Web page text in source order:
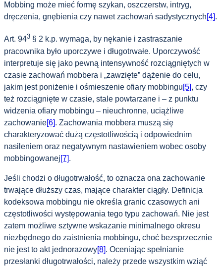
Mobbing może mieć formę szykan, oszczerstw, intryg,
dręczenia, gnębienia czy nawet zachowań sadystycznych[4].
Art. 943 § 2 k.p. wymaga, by nękanie i zastraszanie
pracownika było uporczywe i długotrwałe. Uporczywość
interpretuje się jako pewną intensywność rozciągniętych w
czasie zachowań mobbera i „zawzięte” dążenie do celu,
jakim jest poniżenie i ośmieszenie ofiary mobbingu[5], czy
też rozciągnięte w czasie, stale powtarzane i – z punktu
widzenia ofiary mobbingu – nieuchronne, uciążliwe
zachowanie[6]. Zachowania mobbera muszą się
charakteryzować dużą częstotliwością i odpowiednim
nasileniem oraz negatywnym nastawieniem wobec osoby
mobbingowanej[7].
Jeśli chodzi o długotrwałość, to oznacza ona zachowanie
trwające dłuższy czas, mające charakter ciągły. Definicja
kodeksowa mobbingu nie określa granic czasowych ani
częstotliwości występowania tego typu zachowań. Nie jest
zatem możliwe sztywne wskazanie minimalnego okresu
niezbędnego do zaistnienia mobbingu, choć bezsprzecznie
nie jest to akt jednorazowy[8]. Oceniając spełnianie
przesłanki długotrwałości, należy przede wszystkim wziąć